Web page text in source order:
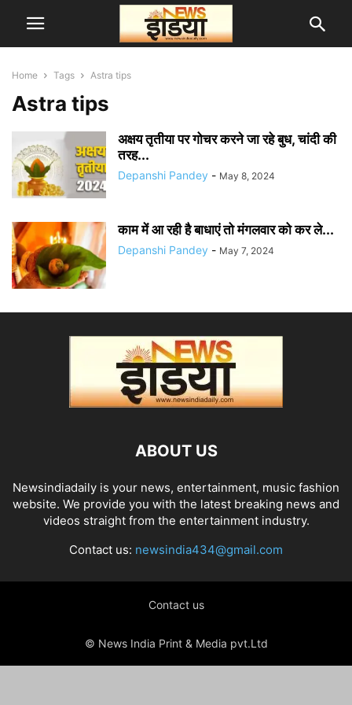
Home Tags Astra tips
Astra tips
अक्षय तृतीया पर गोचर करने जा रहे बुध, चांदी की
तरह...
Depanshi Pandey - May 8, 2024
काम में आ रही है बाधाएं तो मंगलवार को कर ले...
Depanshi Pandey - May 7, 2024
ABOUT US
Newsindiadaily is your news, entertainment, music fashion
website. We provide you with the latest breaking news and
videos straight from the entertainment industry.
Contact us: newsindia434@gmail.com
Contact us
© News India Print & Media pvt.Ltd